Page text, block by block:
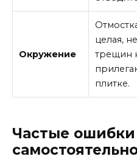
Окружение
целая,
трещин
плитке.
Частые